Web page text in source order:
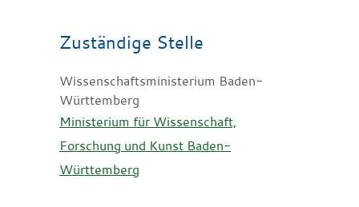
Zuständige Stelle
Wissenschaftsministerium Baden-
Württemberg
Ministerium für Wissenschaft,
Forschung und Kunst Baden-
Württemberg